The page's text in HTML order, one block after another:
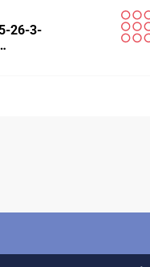
26-3-